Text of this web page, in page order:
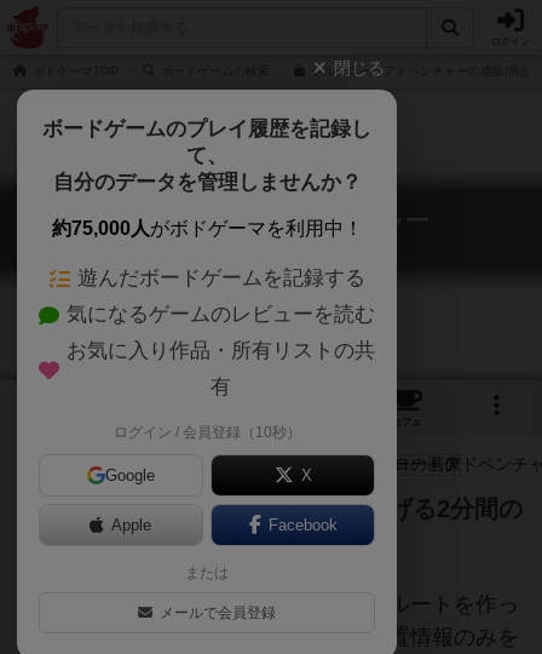
シルクロードアドベンチャーの通販/商品
シルクロードアドベンチャー
Silk Road Adventures
カフェ
位置感覚を研ぎすませ！ 道をつなげる2分間の
タイムアタックパズル！！！
中世のシルクロード商人となって交易ルートを作っ
ていくゲームです。特産品の大体の位置情報のみを
閉じる
ボードゲームのプレイ履歴を記録し
て、
自分のデータを管理しませんか？
約75,000人がボドゲーマを利用中！
遊んだボードゲームを記録する
気になるゲームのレビューを読む
お気に入り作品・所有リストの共
有
ログイン / 会員登録（10秒）
Google X
Apple Facebook
または
メールで会員登録